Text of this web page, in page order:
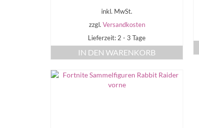
inkl. MwSt.
zzgl. Versandkosten
Lieferzeit: 2 - 3 Tage
IN DEN WARENKORB